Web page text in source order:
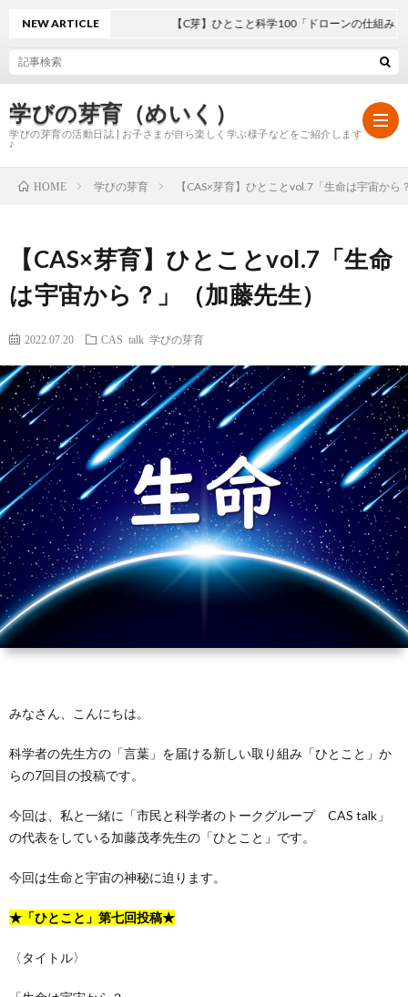
学びの芽育（めいく）
学びの芽育の活動日誌 | お子さまが自ら楽しく学ぶ様子などをご紹介します
♪
ー
学
の
芽
育
と
は？
NEW ARTICLE 【C芽】ひとこと科学100「ドローンの仕組み」
HOME 学びの芽育 【CAS×芽育】ひとことvol.7「生命は宇宙から
【CAS×芽育】ひとことvol.7「生命
は宇宙から？」（加藤先生）
2022.07.20 CAS talk 学びの芽育
みなさん、こんにちは。
科学者の先生方の「言葉」を届ける新しい取り組み「ひとこと」か
らの7回目の投稿です。
今回は、私と一緒に「市民と科学者のトークグループ CAS talk」
の代表をしている加藤茂孝先生の「ひとこと」です。
今回は生命と宇宙の神秘に迫ります。
★「ひとこと」第七回投稿★
〈タイトル〉